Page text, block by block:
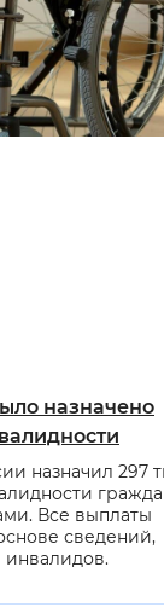
назначено
назначил 297
Все выплаты
сведений,